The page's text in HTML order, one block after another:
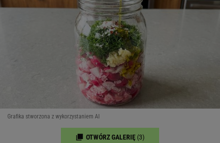
Grafika stworzona z wykorzystaniem AI
OTWÓRZ GALERIĘ (3)